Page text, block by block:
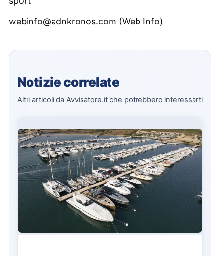
webinfo@adnkronos.com (Web Info)
Notizie correlate
Altri articoli da Avvisatore.it che potrebbero interessarti